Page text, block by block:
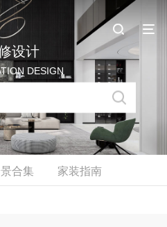
设计
DESIGN
合集 家装指南